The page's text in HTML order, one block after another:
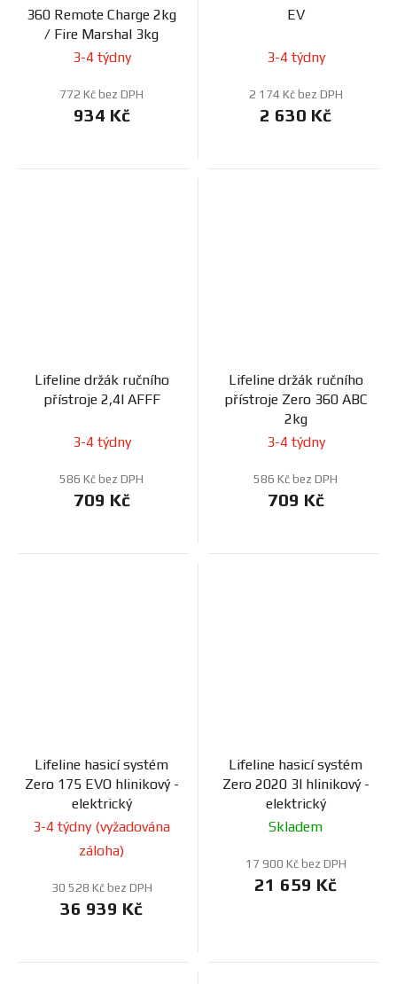
360 Remote Charge 2kg
/ Fire Marshal 3kg
3-4 týdny
772 Kč bez DPH
934 Kč
EV
3-4 týdny
2 174 Kč bez DPH
2 630 Kč
Lifeline držák ručního
přístroje 2,4l AFFF
3-4 týdny
586 Kč bez DPH
709 Kč
Lifeline držák ručního
přístroje Zero 360 ABC
2kg
3-4 týdny
586 Kč bez DPH
709 Kč
Lifeline hasicí systém
Zero 175 EVO hlinikový -
elektrický
3-4 týdny (vyžadována
záloha)
30 528 Kč bez DPH
36 939 Kč
Lifeline hasicí systém
Zero 2020 3l hlinikový -
elektrický
Skladem
17 900 Kč bez DPH
21 659 Kč